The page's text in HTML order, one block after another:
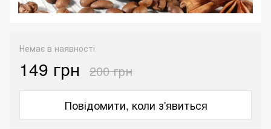
Немає в наявності
149 грн 200 грн
Повідомити, коли з'явиться